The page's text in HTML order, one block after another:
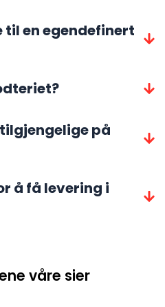
til en egendefinert
på
å få levering i
våre sier